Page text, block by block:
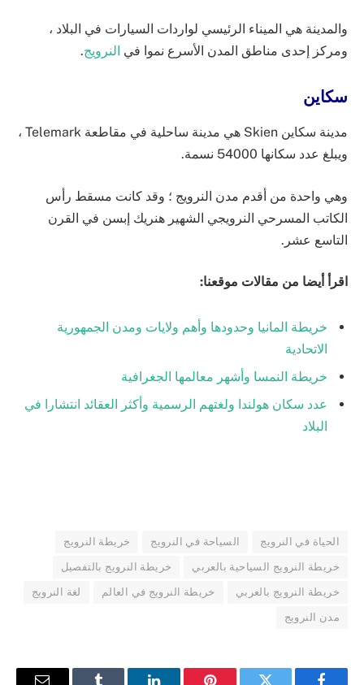
والمدينة هي الميناء الرئيسي لواردات السيارات في البلاد ،
ومركز إحدى مناطق المدن الأسرع نموا في النرويج.
سكاين
مدينة سكاين Skien هي مدينة ساحلية في مقاطعة Telemark ،
ويبلغ عدد سكانها 54000 نسمة.
وهي واحدة من أقدم مدن النرويج ؛ وقد كانت مسقط رأس
الكاتب المسرحي النرويجي الشهير هنريك إبسن في القرن
التاسع عشر.
اقرأ أيضا من مقالات موقعنا:
خريطة المانيا وحدودها وأهم ولايات ومدن الجمهورية
الاتحادية
خريطة النمسا وأشهر معالمها الجغرافية
عدد سكان هولندا ولغتهم الرسمية وأكثر العقائد انتشارا في
البلاد
الحياة في النرويج السياحة في النرويج خريطة النرويج
خريطة النرويج السياحية بالعربي خريطة النرويج بالتفصيل
خريطة النرويج بالعربي خريطة النرويج في العالم لغة النرويج
مدن النرويج